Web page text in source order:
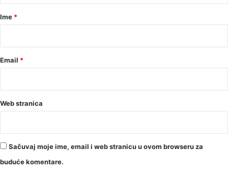
rIme *
Email *
Web stranica
Sačuvaj moje ime, email i web stranicu u ovom browseru za
buduće komentare.